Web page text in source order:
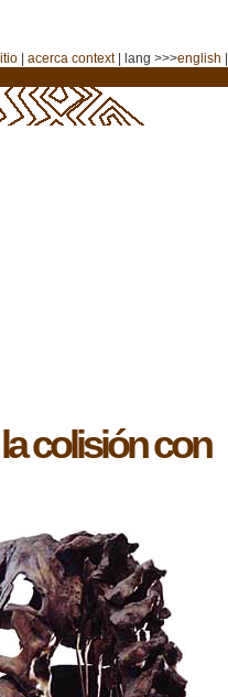
acerca context | lang >>>english
colisión con